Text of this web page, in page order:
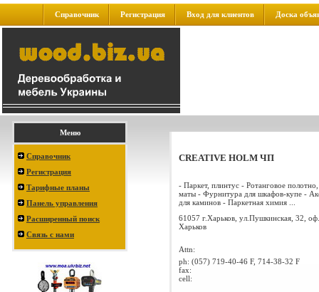
Справочник Регистрация Вход для клиентов Доска
Меню
Справочник
Регистрация
Тарифные планы
Панель управления
Расширенный поиск
Связь с нами
CREATIVE HOLM ЧП
- Паркет, плинтус - Ротанговое
маты - Фурнитура для шкафов-купе -
для каминов - Паркетная химия ...
61057 г.Харьков, ул.Пушкинская, 32,
Харьков
Attn:
ph: (057) 719-40-46 F, 714-38-32 F
fax:
cell: